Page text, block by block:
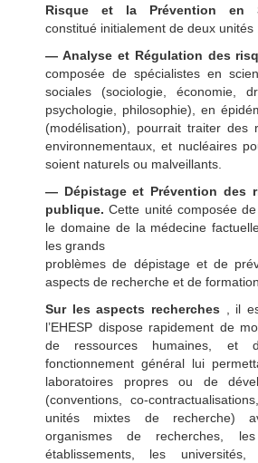
Risque et la Prévention en
constitué initialement de deux unités
— Analyse et Régulation des
composée de spécialistes en
sociales (sociologie, économie,
psychologie, philosophie), en
(modélisation), pourrait traiter des
environnementaux, et nucléaires
soient naturels ou malveillants.
— Dépistage et Prévention des
publique.Cette unité composée
le domaine de la médecine
les grands
problèmes de dépistage et de
aspects de recherche et de formation.
Sur les aspects recherches , il
l’EHESP dispose rapidement de
de ressources humaines, et
fonctionnement général lui
laboratoires propres ou de
(conventions, co-
unités mixtes de recherche)
organismes de recherches,
établissements, les